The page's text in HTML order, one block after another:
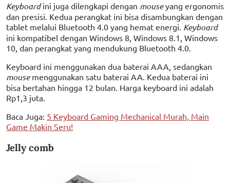
Keyboardini juga dilengkapi dengan mouseyang ergonomis
dan presisi. Kedua perangkat ini bisa disambungkan dengan
tablet melalui Bluetooth 4.0 yang hemat energi. Keyboard
ini kompatibel dengan Windows 8, Windows 8.1, Windows
10, dan perangkat yang mendukung Bluetooth 4.0.
Keyboard ini menggunakan dua baterai AAA, sedangkan
mouse menggunakan satu baterai AA. Kedua baterai ini
bisa bertahan hingga 12 bulan. Harga keyboard ini adalah
Rp1,3 juta.
Baca Juga: 5 Keyboard Gaming Mechanical Murah, Main
Game Makin Seru!
Jelly comb